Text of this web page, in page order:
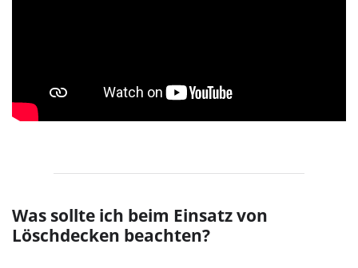
Was sollte ich beim Einsatz von
Löschdecken beachten?